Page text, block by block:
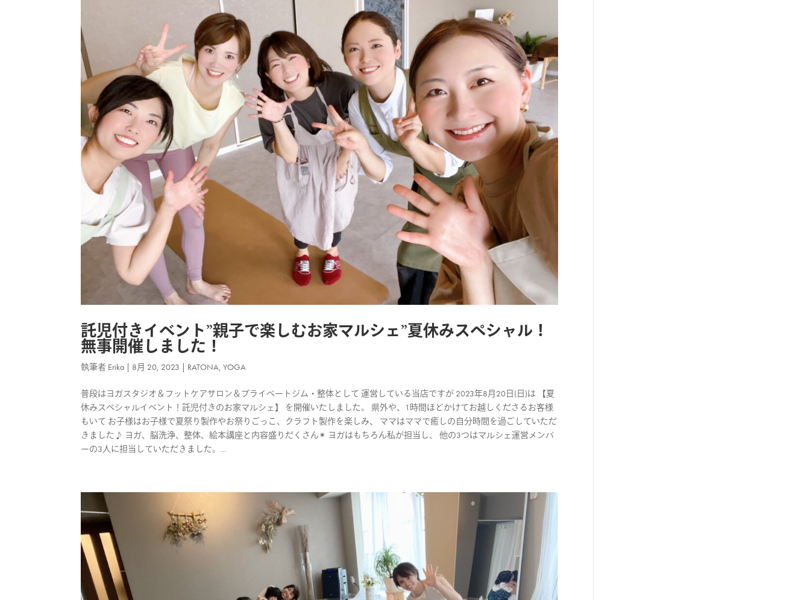
託児付きイベント”親子で楽しむお家マルシェ”夏休みスペシャル！
無事開催しました！
執筆者 Erika 8月 20, 2023 RATONA,YOGA
普段はヨガスタジオ＆フットケアサロン＆プライベートジム・整体として 運営している当店ですが 2023年8月20日(日)は 【夏
休みスペシャルイベント！託児付きのお家マルシェ】 を開催いたしました。 県外や、1時間ほどかけてお越しくださるお客様
もいて お子様はお子様で夏祭り製作やお祭りごっこ、クラフト製作を楽しみ、 ママはママで癒しの自分時間を過ごしていただ
きました♪ ヨガ、脳洗浄、整体、絵本講座と内容盛りだくさん✴︎ ヨガはもちろん私が担当し、 他の3つはマルシェ運営メンバ
ーの3人に担当していただきました。...